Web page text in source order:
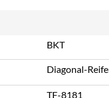
BKT
Diagonal-
TF-8181